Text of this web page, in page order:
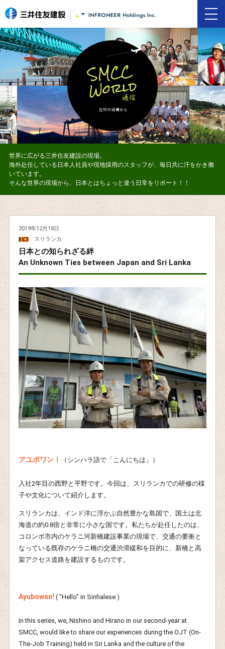
世界に広がる三井住友建設の現場。
海外赴任している日本人社員や現地採用のスタッフが、毎日共に汗をかき働
いています。
そんな世界の現場から、日本とはちょっと違う日常をリポート！！
2019年12月18日
スリランカ
日本との知られざる絆
An Unknown Ties between Japan and Sri Lanka
アユボワン！ （シンハラ語で「こんにちは」）
入社2年目の西野と平野です。今回は、スリランカでの研修の様
子や文化について紹介します。
スリランカは、インド洋に浮かぶ自然豊かな島国で、国土は北
海道の約0.8倍と非常に小さな国です。私たちが赴任したのは、
コロンボ市内のケラニ河新橋建設事業の現場で、交通の要衝と
なっている既存のケラニ橋の交通渋滞緩和を目的に、新橋と高
架アクセス道路を建設するものです。
Ayubowan! ( "Hello" in Sinhalese )
In this series, we, Nishino and Hirano in our second-year at
SMCC, would like to share our experiences during the OJT (On-
The-Job Training) held in Sri Lanka and the culture of the